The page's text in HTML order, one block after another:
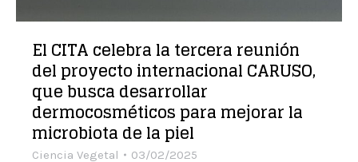
El CITA celebra la tercera reunión
del proyecto internacional CARUSO,
que busca desarrollar
dermocosméticos para mejorar la
microbiota de la piel
Ciencia Vegetal 03/02/2025